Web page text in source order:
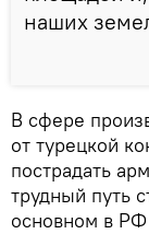
наших
В сфере
от турецкой
пострадать
трудный путь
основном в